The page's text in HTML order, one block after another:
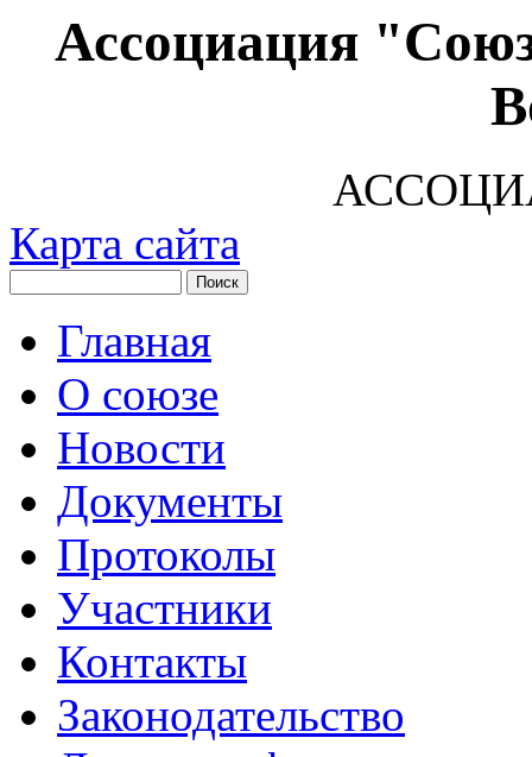
Ассоциация
Карта сайта
Главная
О союзе
Новости
Документы
Протоколы
Участники
Контакты
Законодательство